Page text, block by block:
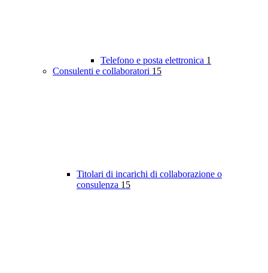
Telefono e posta elettronica 1
Consulenti e collaboratori 15
Titolari di incarichi di collaborazione o
consulenza 15